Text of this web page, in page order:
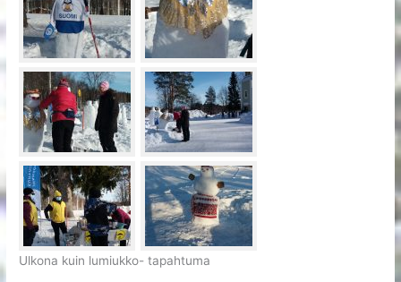
Ulkona kuin lumiukko- tapahtuma